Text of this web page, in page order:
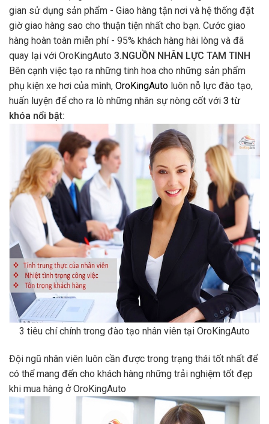
gian sử dụng sản phẩm - Giao hàng tận nơi và hệ thống đặt
giờ giao hàng sao cho thuận tiện nhất cho bạn. Cước giao
hàng hoàn toàn miễn phí - 95% khách hàng hài lòng và đã
quay lại với OroKingAuto 3.NGUỒN NHÂN LỰC TAM TINH
Bên cạnh việc tạo ra những tinh hoa cho những sản phẩm
phụ kiện xe hơi của mình, OroKingAuto luôn nỗ lực đào tạo,
huấn luyện để cho ra lò những nhân sự nòng cốt với 3 từ
khóa nổi bật:
3 tiêu chí chính trong đào tạo nhân viên tại OroKingAuto
Đội ngũ nhân viên luôn cần được trong trạng thái tốt nhất để
có thể mang đến cho khách hàng những trải nghiệm tốt đẹp
khi mua hàng ở OroKingAuto